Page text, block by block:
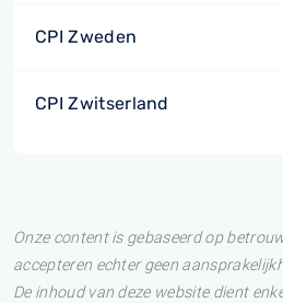
CPI Zweden
CPI Zwitserland
Onze content is gebaseerd op
accepteren echter geen
De inhoud van deze website dient